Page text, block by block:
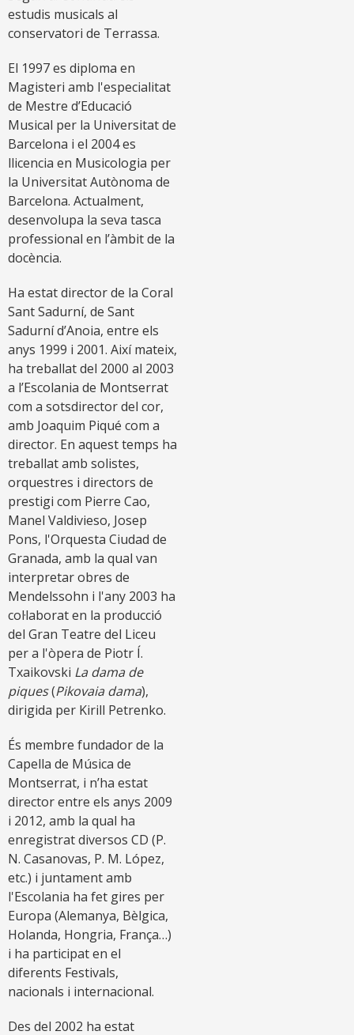
estudis musicals al
conservatori de Terrassa.
El 1997 es diploma en
Magisteri amb l'especialitat
de Mestre d’Educació
Musical per la Universitat de
Barcelona i el 2004 es
llicencia en Musicologia per
la Universitat Autònoma de
Barcelona. Actualment,
desenvolupa la seva tasca
professional en l’àmbit de la
docència.
Ha estat director de la Coral
Sant Sadurní, de Sant
Sadurní d’Anoia, entre els
anys 1999 i 2001. Així mateix,
ha treballat del 2000 al 2003
a l’Escolania de Montserrat
com a sotsdirector del cor,
amb Joaquim Piqué com a
director. En aquest temps ha
treballat amb solistes,
orquestres i directors de
prestigi com Pierre Cao,
Manel Valdivieso, Josep
Pons, l'Orquesta Ciudad de
Granada, amb la qual van
interpretar obres de
Mendelssohn i l'any 2003 ha
col·laborat en la producció
del Gran Teatre del Liceu
per a l'òpera de Piotr Í.
Txaikovski La dama de
piques(Pikovaia dama),
dirigida per Kirill Petrenko.
És membre fundador de la
Capella de Música de
Montserrat, i n’ha estat
director entre els anys 2009
i 2012, amb la qual ha
enregistrat diversos CD (P.
N. Casanovas, P. M. López,
etc.) i juntament amb
l'Escolania ha fet gires per
Europa (Alemanya, Bèlgica,
Holanda, Hongria, França…)
i ha participat en el
diferents Festivals,
nacionals i internacional.
Des del 2002 ha estat